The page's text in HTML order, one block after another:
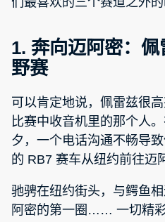
1. 奔向迈阿密：
野赛
可以肯定地说，佩雷兹很
比赛中收音机里的那个人
夕，一个电话沟通不畅导
的 RB7 赛车从纽约前往迈
驰骋在纽约街头，与鳄鱼
阿密的第一圈…… 一切精